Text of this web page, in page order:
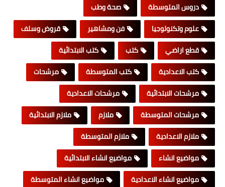
دروس المتوسطة
صحة وطب
علوم وتكنولوجيا
فن ومشاهير
قروض وسلف
قطع اراضي
كتب
كتب الابتدائية
كتب الاعدادية
كتب المتوسطة
مرشحات
مرشحات الابتدائية
مرشحات الاعدادية
مرشحات المتوسطة
ملازم
ملازم الابتدائية
ملازم الاعدادية
ملازم المتوسطة
مواضيع انشاء
مواضيع انشاء الابتدائية
مواضيع انشاء الاعدادية
مواضيع انشاء المتوسطة